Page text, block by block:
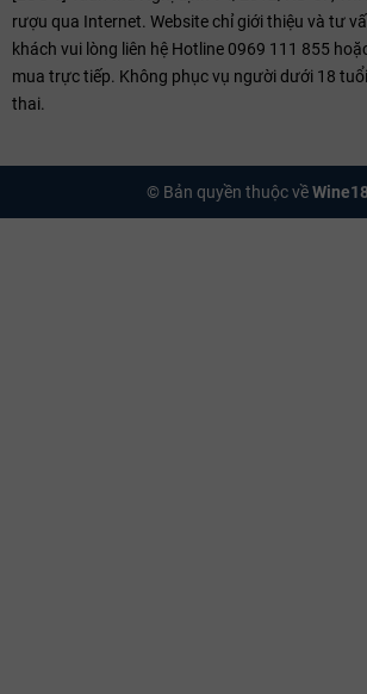
rượu qua Internet. Website chỉ giới thiệu và tư
khách vui lòng liên hệ Hotline 0969 111 855
mua trực tiếp. Không phục vụ người dưới 18
thai.
© Bản quyền thuộc về